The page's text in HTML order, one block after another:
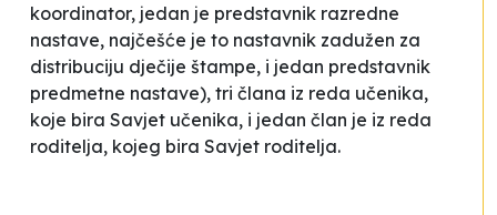
koordinator, jedan je predstavnik razredne
nastave, najčešće je to nastavnik zadužen za
distribuciju dječije štampe, i jedan predstavnik
predmetne nastave), tri člana iz reda učenika,
koje bira Savjet učenika, i jedan član je iz reda
roditelja, kojeg bira Savjet roditelja.